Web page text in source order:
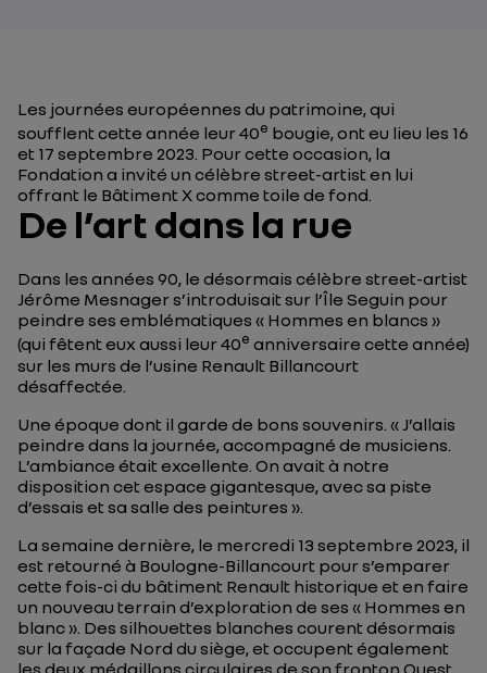
Les journées européennes du patrimoine, qui
soufflent cette année leur 40e bougie, ont eu lieu les 16
et 17 septembre 2023. Pour cette occasion, la
Fondation a invité un célèbre street-artist en lui
offrant le Bâtiment X comme toile de fond.
De l’art dans la rue
Dans les années 90, le désormais célèbre street-artist
Jérôme Mesnager s’introduisait sur l’Île Seguin pour
peindre ses emblématiques « Hommes en blancs »
(qui fêtent eux aussi leur 40e anniversaire cette année)
sur les murs de l’usine Renault Billancourt
désaffectée.
Une époque dont il garde de bons souvenirs. « J’allais
peindre dans la journée, accompagné de musiciens.
L’ambiance était excellente. On avait à notre
disposition cet espace gigantesque, avec sa piste
d’essais et sa salle des peintures ».
La semaine dernière, le mercredi 13 septembre 2023, il
est retourné à Boulogne-Billancourt pour s’emparer
cette fois-ci du bâtiment Renault historique et en faire
un nouveau terrain d’exploration de ses « Hommes en
blanc ». Des silhouettes blanches courent désormais
sur la façade Nord du siège, et occupent également
les deux médaillons circulaires de son fronton Ouest.